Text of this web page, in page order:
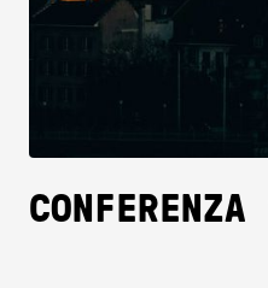
CONFERENZA